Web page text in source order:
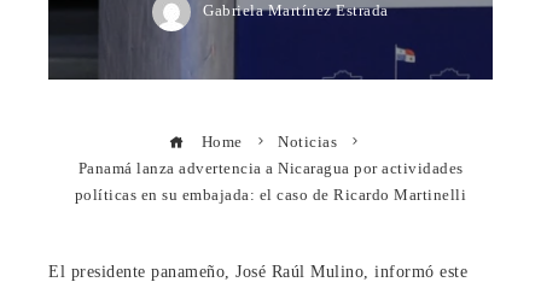
Gabriela Martínez Estrada
Home
Noticias
Panamá lanza advertencia a Nicaragua por actividades
políticas en su embajada: el caso de Ricardo Martinelli
El presidente panameño, José Raúl Mulino, informó este